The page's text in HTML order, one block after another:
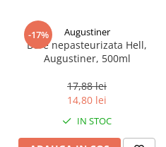
-17% Augustiner
Bere nepasteurizata Hell,
Augustiner, 500ml
17,88 lei
14,80 lei
IN STOC